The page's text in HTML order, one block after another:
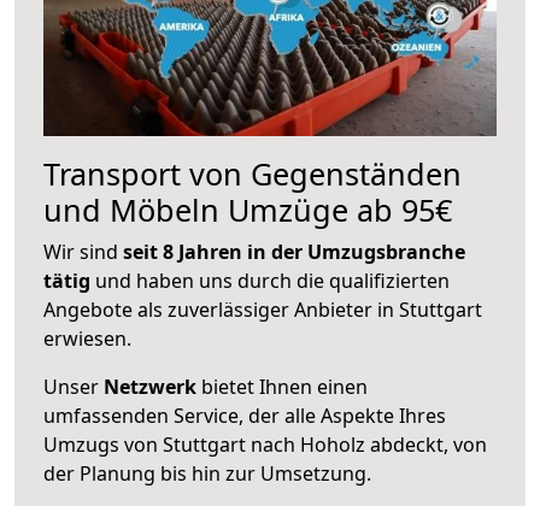
Transport von Gegenständen
und Möbeln Umzüge ab 95€
Wir sind seit 8 Jahren in der Umzugsbranche
tätig und haben uns durch die qualifizierten
Angebote als zuverlässiger Anbieter in Stuttgart
erwiesen.
Unser Netzwerk bietet Ihnen einen
umfassenden Service, der alle Aspekte Ihres
Umzugs von Stuttgart nach Hoholz abdeckt, von
der Planung bis hin zur Umsetzung.